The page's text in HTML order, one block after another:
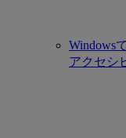
Windows
アクセシ